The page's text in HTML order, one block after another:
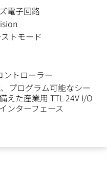
電子回路
トモード
ントローラー
プログラム可能なシー
えた産業用 TTL-24V I/O
ンターフェース